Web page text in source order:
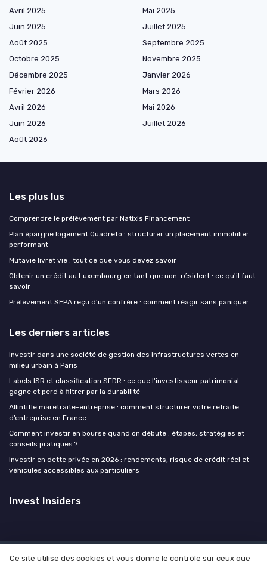
Avril 2025
Mai 2025
Juin 2025
Juillet 2025
Août 2025
Septembre 2025
Octobre 2025
Novembre 2025
Décembre 2025
Janvier 2026
Février 2026
Mars 2026
Avril 2026
Mai 2026
Juin 2026
Juillet 2026
Août 2026
Les plus lus
Comprendre le prélèvement par Natixis Financement
Plan épargne logement Quadreto : structurer un placement immobilier
performant
Mutavie livret vie : tout ce que vous devez savoir
Obtenir un crédit au Luxembourg en tant que non-résident : ce qu'il faut
savoir
Prélèvement SEPA reçu d’un confrère : comment réagir sans paniquer
Les derniers articles
Investir dans une société de gestion des infrastructures vertes en
milieu urbain à Paris
Labels ISR et classification SFDR : ce que l'investisseur patrimonial
gagne et perd à filtrer par la durabilité
Allintitle maretraite-entreprise : comment structurer votre retraite
d’entreprise en France
Comment investir en bourse quand on débute : étapes, stratégies et
conseils pratiques ?
Investir en dette privée en 2026 : rendements, risque de crédit réel et
véhicules accessibles aux particuliers
Invest Insiders
Ce site utilise des cookies et vous donne le contrôle sur ceux que